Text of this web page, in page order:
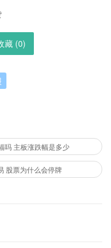
藏 (0)
吗 主板涨跌幅是多少
股票为什么会停牌